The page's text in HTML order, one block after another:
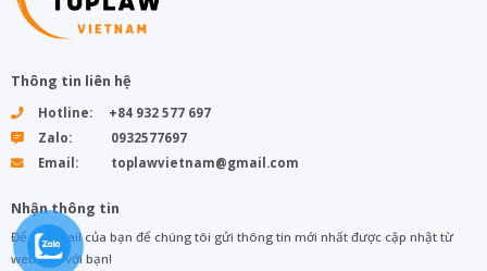
Thông tin liên hệ
Hotline: +84 932 577 697
Zalo: 0932577697
Email: toplawvietnam@gmail.com
Nhận thông tin
Để lại email của bạn để chúng tôi gửi thông tin mới nhất được cập nhật từ
web đến với bạn!